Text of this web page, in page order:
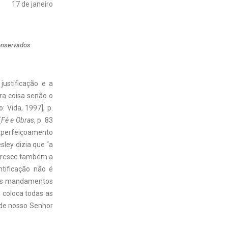
17 de janeiro
e a
coisa senão o
Vida, 1997], p.
Fé e Obras, p. 83
dizia que “a
também a
não é
mandamentos
todas as
nosso Senhor